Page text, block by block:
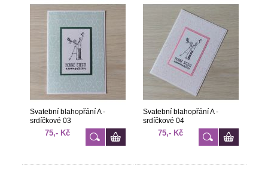
Svatební blahopřání A -
srdíčkové 03
75,- Kč
Svatební blahopřání A -
srdíčkové 04
75,- Kč